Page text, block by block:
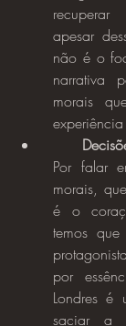
apesar
não é o
narrativa
morais
Por falar
morais,
é o
temos
por
Londres é
saciar a